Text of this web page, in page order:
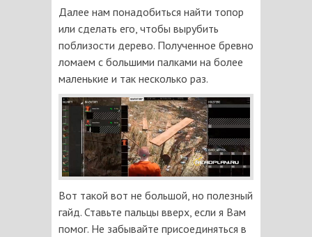
Далее нам понадобиться найти топор
или сделать его, чтобы вырубить
поблизости дерево. Полученное бревно
ломаем с большими палками на более
маленькие и так несколько раз.
Вот такой вот не большой, но полезный
гайд. Ставьте пальцы вверх, если я Вам
помог. Не забывайте присоединяться в